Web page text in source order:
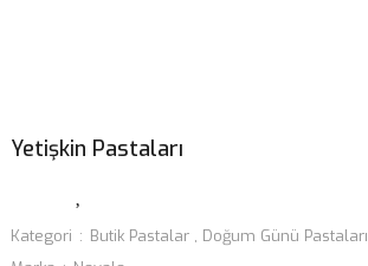
Yetişkin Pastaları
Kategori Butik Pastalar , Doğum Günü Pastaları